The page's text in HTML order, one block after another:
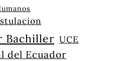
Bachiller UCE
del Ecuador